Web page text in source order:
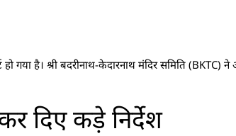
गया है। श्री बदरीनाथ-केदारनाथ मंदिर समिति (BKTC)
दिए कड़े निर्देश